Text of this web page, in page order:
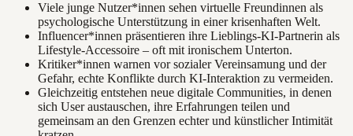
Viele junge Nutzer*innen sehen virtuelle Freundinnen als
psychologische Unterstützung in einer krisenhaften Welt.
Influencer*innen präsentieren ihre Lieblings-KI-Partnerin als
Lifestyle-Accessoire – oft mit ironischem Unterton.
Kritiker*innen warnen vor sozialer Vereinsamung und der
Gefahr, echte Konflikte durch KI-Interaktion zu vermeiden.
Gleichzeitig entstehen neue digitale Communities, in denen
sich User austauschen, ihre Erfahrungen teilen und
gemeinsam an den Grenzen echter und künstlicher Intimität